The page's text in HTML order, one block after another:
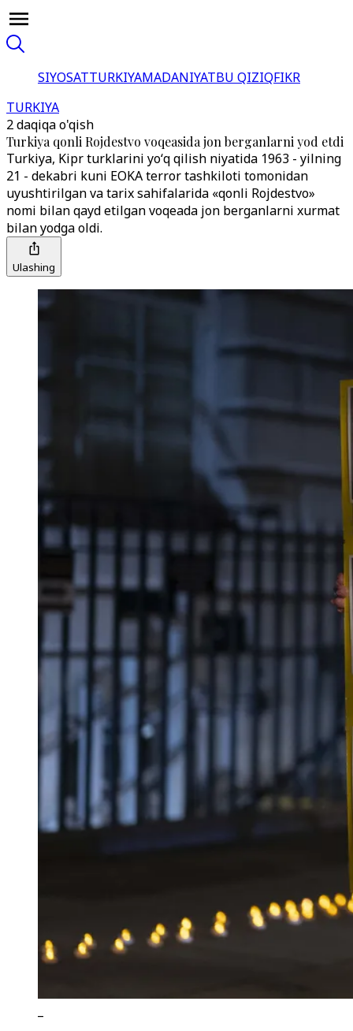
SIYOSATTURKIYAMADANIYATBU QIZIQFIKR
TURKIYA
2 daqiqa o'qish
Turkiya qonli Rojdestvo voqeasida jon berganlarni yod etdi
Turkiya, Kipr turklarini yoʻq qilish niyatida 1963 - yilning
21 - dekabri kuni EOKA terror tashkiloti tomonidan
uyushtirilgan va tarix sahifalarida «qonli Rojdestvo»
nomi bilan qayd etilgan voqeada jon berganlarni xurmat
bilan yodga oldi.
Ulashing